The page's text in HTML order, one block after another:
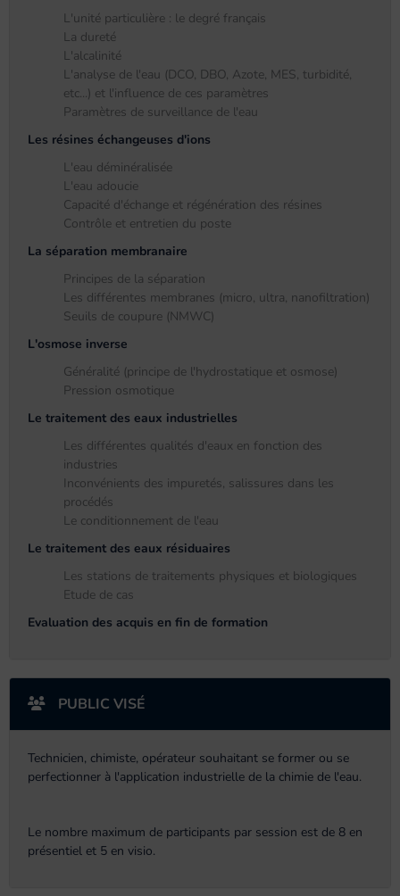
L'unité particulière : le degré français
La dureté
L'alcalinité
L'analyse de l'eau (DCO, DBO, Azote, MES, turbidité,
etc...) et l'influence de ces paramètres
Paramètres de surveillance de l'eau
Les résines échangeuses d'ions
L'eau déminéralisée
L'eau adoucie
Capacité d'échange et régénération des résines
Contrôle et entretien du poste
La séparation membranaire
Principes de la séparation
Les différentes membranes (micro, ultra, nanofiltration)
Seuils de coupure (NMWC)
L'osmose inverse
Généralité (principe de l'hydrostatique et osmose)
Pression osmotique
Le traitement des eaux industrielles
Les différentes qualités d'eaux en fonction des
industries
Inconvénients des impuretés, salissures dans les
procédés
Le conditionnement de l'eau
Le traitement des eaux résiduaires
Les stations de traitements physiques et biologiques
Etude de cas
Evaluation des acquis en fin de formation
PUBLIC VISÉ
Technicien, chimiste, opérateur souhaitant se former ou se
perfectionner à l'application industrielle de la chimie de l'eau.
Le nombre maximum de participants par session est de 8 en
présentiel et 5 en visio.